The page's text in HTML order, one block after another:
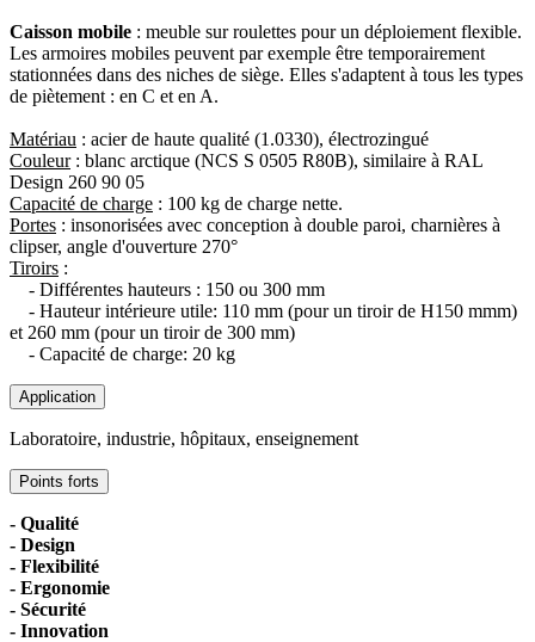
Caisson mobile : meuble sur roulettes pour un déploiement flexible.
Les armoires mobiles peuvent par exemple être temporairement
stationnées dans des niches de siège. Elles s'adaptent à tous les types
de piètement : en C et en A.
Matériau : acier de haute qualité (1.0330), électrozingué
Couleur: blanc arctique (NCS S 0505 R80B), similaire à RAL
Design 260 90 05
Capacité de charge : 100 kg de charge nette.
Portes : insonorisées avec conception à double paroi, charnières à
clipser, angle d'ouverture 270°
Tiroirs :
- Différentes hauteurs : 150 ou 300 mm
- Hauteur intérieure utile: 110 mm (pour un tiroir de H150 mmm)
et 260 mm (pour un tiroir de 300 mm)
- Capacité de charge: 20 kg
Application
Laboratoire, industrie, hôpitaux, enseignement
Points forts
- Qualité
- Design
- Flexibilité
- Ergonomie
- Sécurité
- Innovation